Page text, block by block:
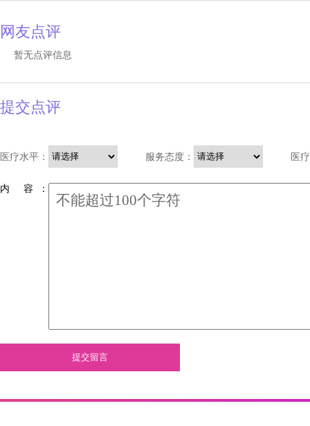
网友点评
暂无点评信息
提交点评
医疗水平： 服务态度： 医
内 容 ：
提交留言